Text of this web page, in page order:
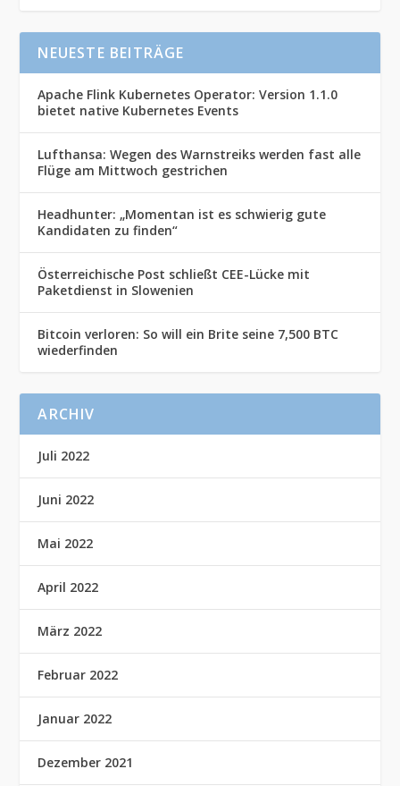
NEUESTE BEITRÄGE
Apache Flink Kubernetes Operator: Version 1.1.0
bietet native Kubernetes Events
Lufthansa: Wegen des Warnstreiks werden fast alle
Flüge am Mittwoch gestrichen
Headhunter: „Momentan ist es schwierig gute
Kandidaten zu finden“
Österreichische Post schließt CEE-Lücke mit
Paketdienst in Slowenien
Bitcoin verloren: So will ein Brite seine 7,500 BTC
wiederfinden
ARCHIV
Juli 2022
Juni 2022
Mai 2022
April 2022
März 2022
Februar 2022
Januar 2022
Dezember 2021